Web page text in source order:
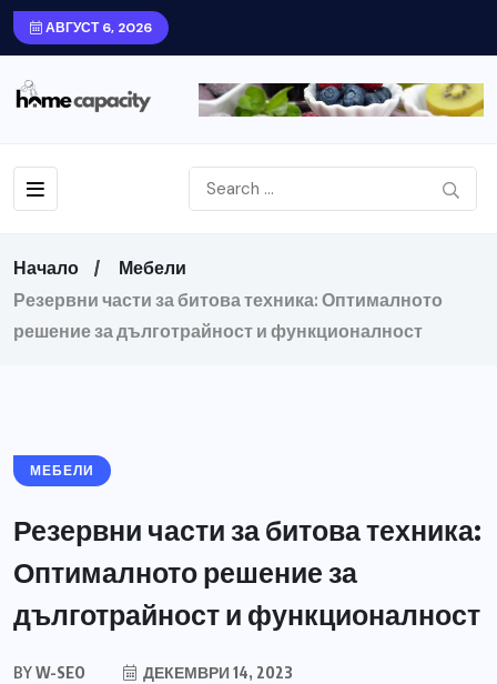
АВГУСТ 6, 2026
Начало
Мебели
Резервни части за битова техника: Оптималното
решение за дълготрайност и функционалност
МЕБЕЛИ
Резервни части за битова техника:
Оптималното решение за
дълготрайност и функционалност
BYW-SEO
ДЕКЕМВРИ 14, 2023